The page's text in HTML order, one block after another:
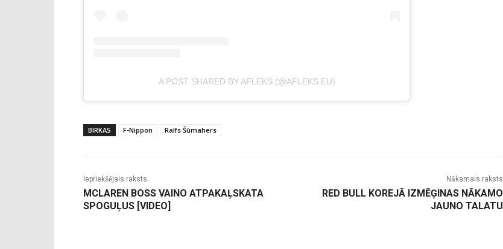
A POST SHARED BY AFLEKS (@AFLEKS.EU)
BIRKAS F-Nippon Ralfs Šūmahers
Iepriekšējais raksts
MCLAREN BOSS VAINO ATPAKAĻSKATA
SPOGUĻUS [VIDEO]
Nākamais raksts
RED BULL KOREJĀ IZMĒĢINAS NĀKAMO
JAUNO TALATU